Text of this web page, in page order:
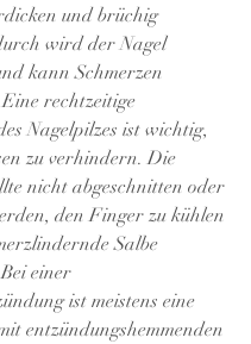
und brüchig
wird der Nagel
kann Schmerzen
rechtzeitige
Nagelpilzes ist wichtig,
zu verhindern. Die
nicht abgeschnitten oder
den Finger zu kühlen
Salbe
einer
ist meistens eine
entzündungshemmenden